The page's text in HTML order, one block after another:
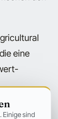
eine
das es
Einige sind